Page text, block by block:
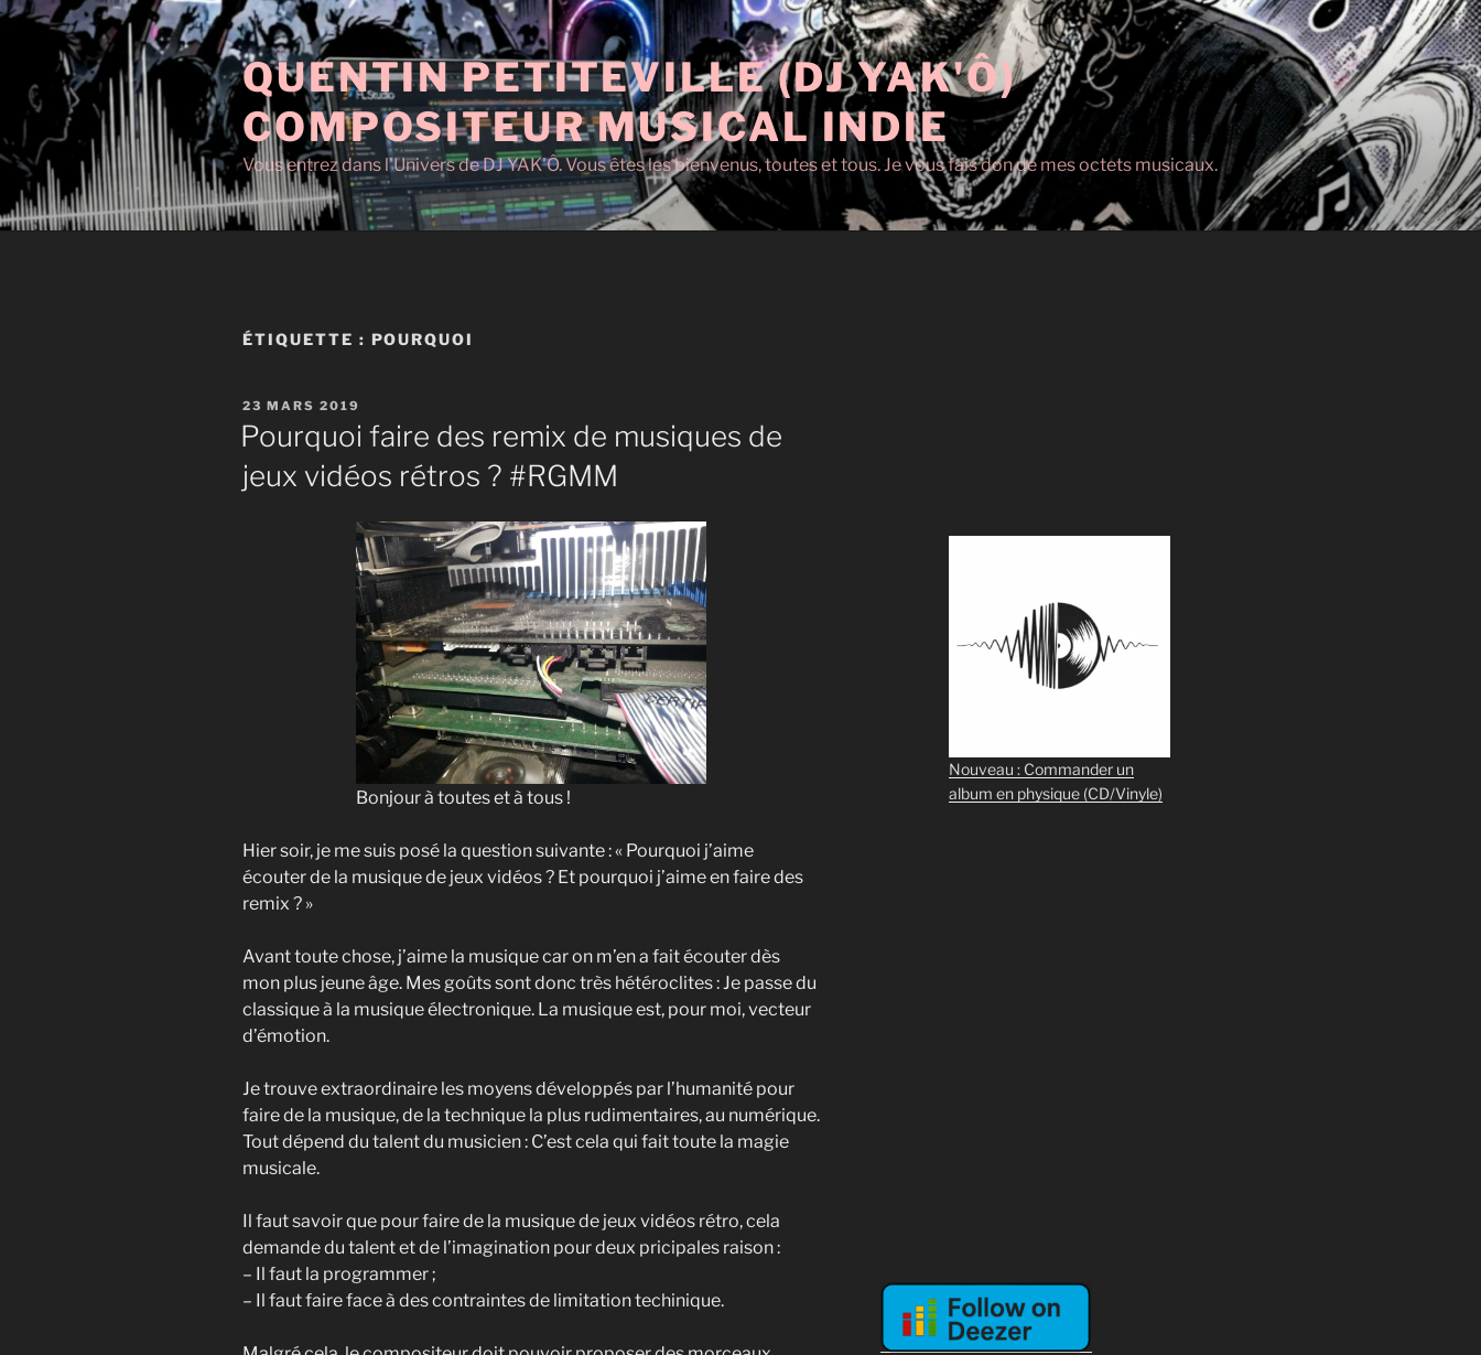
Aller
contenu
principal
QUENTIN PETITEVILLE (DJ YAK'Ô)
COMPOSITEUR MUSICAL INDIE
Vous entrez dans l'Univers de DJ YAK'Ô. Vous êtes les bienvenus, toutes et tous. Je vous fais don de mes octets musicaux.
ÉTIQUETTE : POURQUOI
PUBLIÉ
LE
23 MARS 2019
Pourquoi faire des remix de musiques de
jeux vidéos rétros ? #RGMM
Bonjour à toutes et à tous !
Hier soir, je me suis posé la question suivante : « Pourquoi j’aime
écouter de la musique de jeux vidéos ? Et pourquoi j’aime en faire des
remix ? »
Avant toute chose, j’aime la musique car on m’en a fait écouter dès
mon plus jeune âge. Mes goûts sont donc très hétéroclites : Je passe du
classique à la musique électronique. La musique est, pour moi, vecteur
d’émotion.
Je trouve extraordinaire les moyens développés par l’humanité pour
faire de la musique, de la technique la plus rudimentaires, au numérique.
Tout dépend du talent du musicien : C’est cela qui fait toute la magie
musicale.
Il faut savoir que pour faire de la musique de jeux vidéos rétro, cela
demande du talent et de l’imagination pour deux pricipales raison :
– Il faut la programmer ;
– Il faut faire face à des contraintes de limitation techinique.
Nouveau : Commander un
album en physique (CD/Vinyle)